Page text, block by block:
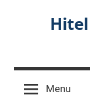
Menu